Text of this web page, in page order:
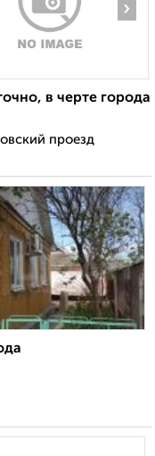
›
в черте города
проезд